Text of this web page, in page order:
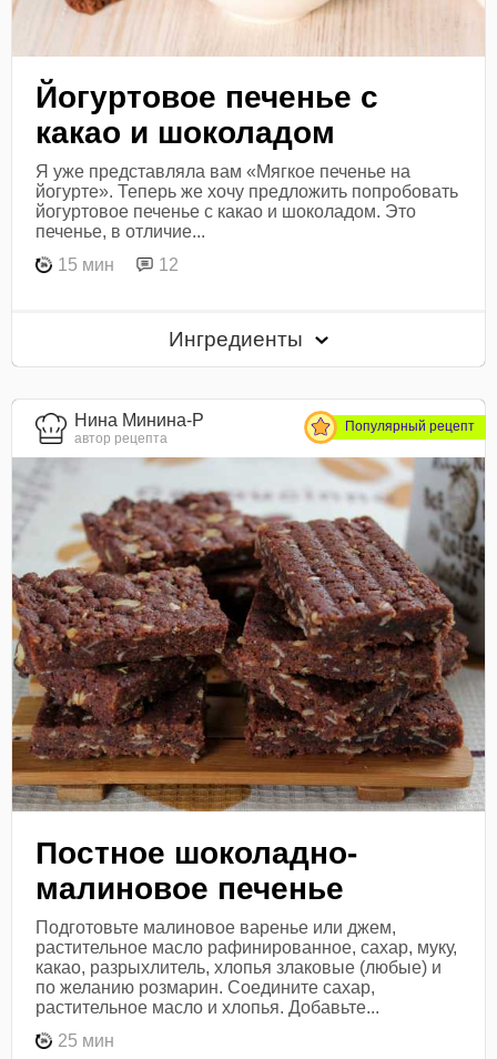
Йогуртовое печенье с
какао и шоколадом
Я уже представляла вам «Мягкое печенье на
йогурте». Теперь же хочу предложить попробовать
йогуртовое печенье с какао и шоколадом. Это
печенье, в отличие...
15 мин
12
Ингредиенты
Нина Минина-Р
автор рецепта
Популярный рецепт
Постное шоколадно-
малиновое печенье
Подготовьте малиновое варенье или джем,
растительное масло рафинированное, сахар, муку,
какао, разрыхлитель, хлопья злаковые (любые) и
по желанию розмарин. Соедините сахар,
растительное масло и хлопья. Добавьте...
25 мин